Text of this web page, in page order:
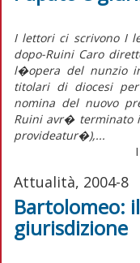
I lettori ci scrivono I
dopo-Ruini Caro
l�opera del nunzio
titolari di diocesi
nomina del nuovo
Ruini avr� terminato
provideatur�),...
Attualità, 2004-8
Bartolomeo:
giurisdizione